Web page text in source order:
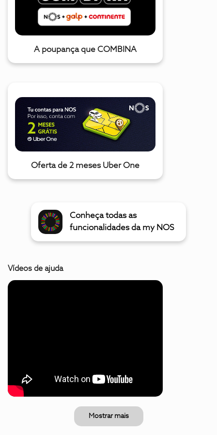
A poupança que COMBINA
Oferta de 2 meses Uber One
Conheça todas as
funcionalidades da my NOS
Vídeos de ajuda
Mostrar mais